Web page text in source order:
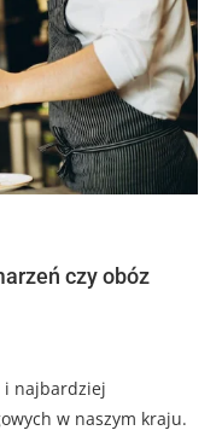
czy obóz
i najbardziej
w naszym kraju.